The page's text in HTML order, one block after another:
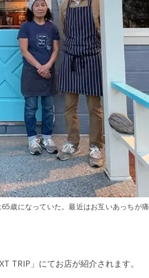
歳になっていた。最近はお互いあっちが痛
」にてお店が紹介されます。